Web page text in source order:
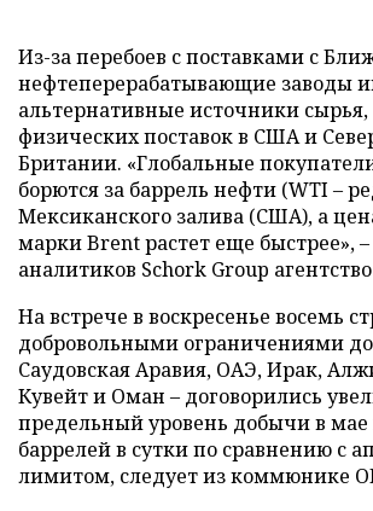
Из-за перебоев с поставками с
нефтеперерабатывающие заводы
альтернативные источники сырья,
физических поставок в США и
Британии. «Глобальные
борются за баррель нефти (WTI –
Мексиканского залива (США), а
марки Brent растет еще быстрее»,
аналитиков Schork Group
На встрече в воскресенье восемь
добровольными ограничениями
Саудовская Аравия, ОАЭ, Ирак,
Кувейт и Оман – договорились
предельный уровень добычи в мае
баррелей в сутки по сравнению с
лимитом, следует из коммюнике